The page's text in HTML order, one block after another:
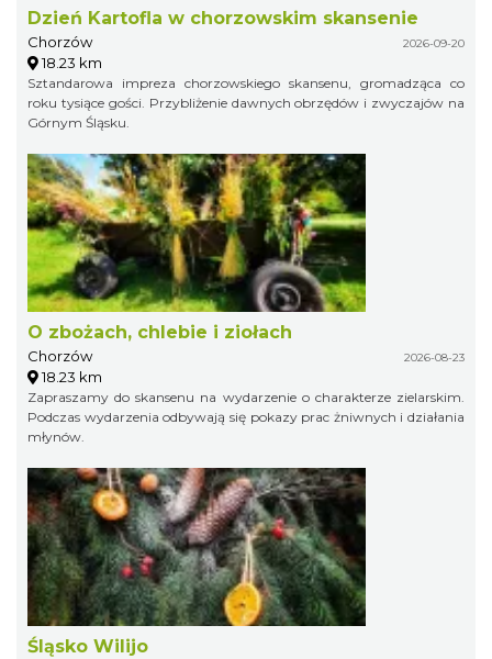
Dzień Kartofla w chorzowskim skansenie
Chorzów 2026-09-20
18.23 km
Sztandarowa impreza chorzowskiego skansenu, gromadząca co
roku tysiące gości. Przybliżenie dawnych obrzędów i zwyczajów na
Górnym Śląsku.
O zbożach, chlebie i ziołach
Chorzów 2026-08-23
18.23 km
Zapraszamy do skansenu na wydarzenie o charakterze zielarskim.
Podczas wydarzenia odbywają się pokazy prac żniwnych i działania
młynów.
Śląsko Wilijo